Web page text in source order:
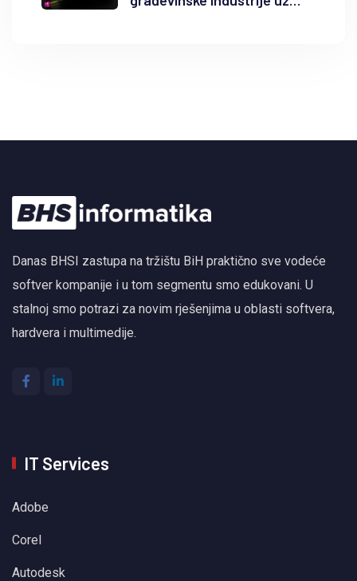
Danas BHSI zastupa na tržištu BiH praktično sve vodeće
softver kompanije i u tom segmentu smo edukovani. U
stalnoj smo potrazi za novim rješenjima u oblasti softvera,
hardvera i multimedije.
IT Services
Adobe
Corel
Autodesk